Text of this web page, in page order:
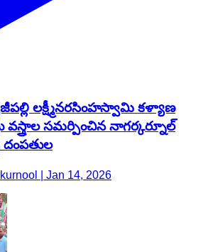
లక్ష్మీనరసింహస్వామి కళ్యాణ
సమర్పించిన నాగర్కర్నూల్
| Jan 14, 2026